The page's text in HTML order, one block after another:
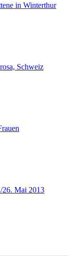
in Winterthur
Schweiz
26. Mai 2013